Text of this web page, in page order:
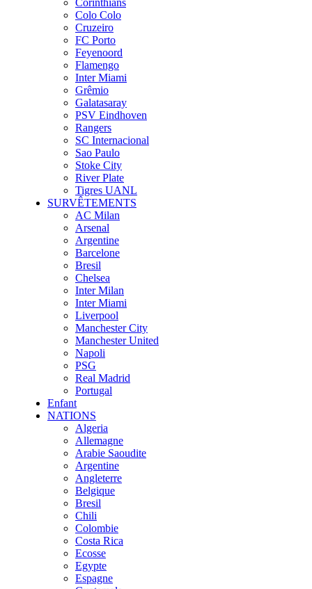
Corinthians
Colo Colo
Cruzeiro
FC Porto
Feyenoord
Flamengo
Inter Miami
Grêmio
Galatasaray
PSV Eindhoven
Rangers
SC Internacional
Sao Paulo
Stoke City
River Plate
Tigres UANL
SURVÊTEMENTS
AC Milan
Arsenal
Argentine
Barcelone
Bresil
Chelsea
Inter Milan
Inter Miami
Liverpool
Manchester City
Manchester United
Napoli
PSG
Real Madrid
Portugal
Enfant
NATIONS
Algeria
Allemagne
Arabie Saoudite
Argentine
Angleterre
Belgique
Bresil
Chili
Colombie
Costa Rica
Ecosse
Egypte
Espagne